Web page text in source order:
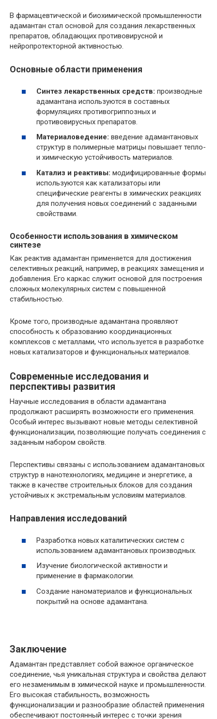
В фармацевтической и биохимической промышленности
адамантан стал основой для создания лекарственных
препаратов, обладающих противовирусной и
нейропротекторной активностью.
Основные области применения
Синтез лекарственных средств: производные
адамантана используются в составных
формуляциях противогриппозных и
противовирусных препаратов.
Материаловедение: введение адамантановых
структур в полимерные матрицы повышает тепло-
и химическую устойчивость материалов.
Катализ и реактивы: модифицированные формы
используются как катализаторы или
специфические реагенты в химических реакциях
для получения новых соединений с заданными
свойствами.
Особенности использования в химическом
синтезе
Как реактив адамантан применяется для достижения
селективных реакций, например, в реакциях замещения и
добавления. Его каркас служит основой для построения
сложных молекулярных систем с повышенной
стабильностью.
Кроме того, производные адамантана проявляют
способность к образованию координационных
комплексов с металлами, что используется в разработке
новых катализаторов и функциональных материалов.
Современные исследования и
перспективы развития
Научные исследования в области адамантана
продолжают расширять возможности его применения.
Особый интерес вызывают новые методы селективной
функционализации, позволяющие получать соединения с
заданным набором свойств.
Перспективы связаны с использованием адамантановых
структур в нанотехнологиях, медицине и энергетике, а
также в качестве строительных блоков для создания
устойчивых к экстремальным условиям материалов.
Направления исследований
Разработка новых каталитических систем с
использованием адамантановых производных.
Изучение биологической активности и
применение в фармакологии.
Создание наноматериалов и функциональных
покрытий на основе адамантана.
Заключение
Адамантан представляет собой важное органическое
соединение, чья уникальная структура и свойства делают
его незаменимым в химической науке и промышленности.
Его высокая стабильность, возможность
функционализации и разнообразие областей применения
обеспечивают постоянный интерес с точки зрения